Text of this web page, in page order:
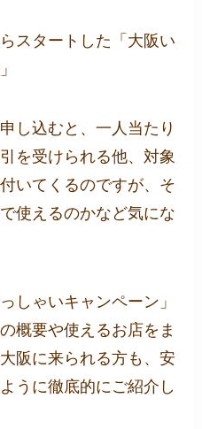
スタートした「大阪い
し込むと、一人当たり
を受けられる他、対象
いてくるのですが、そ
使えるのかなど気にな
しゃいキャンペーン」
概要や使えるお店をま
阪に来られる方も、安
うに徹底的にご紹介し